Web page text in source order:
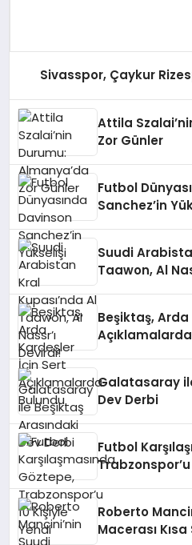
Sivasspor, Çaykur
Attila
Zor Günler
Futbol
Sanchez’in
Suudi
Taawon, Al
Beşiktaş,
Galatasaray
Dev Derbi
Futbol
Roberto
Macerası